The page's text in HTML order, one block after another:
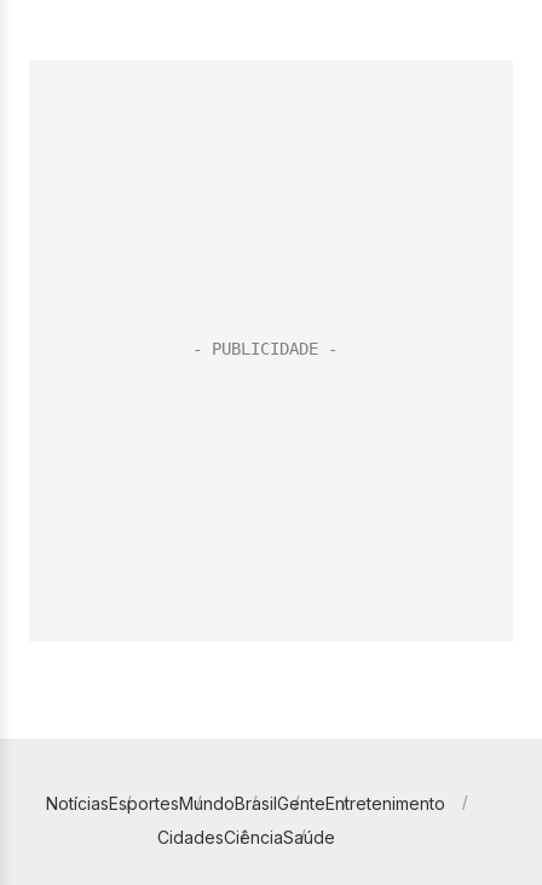
NotíciasEsportesMundoBrasilGenteEntretenimento
CidadesCiênciaSaúde